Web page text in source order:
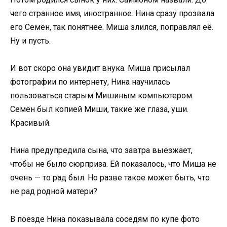
чего странное имя, иностранное. Нина сразу прозвала
его Семён, так понятнее. Миша злился, поправлял её.
Ну и пусть.
И вот скоро она увидит внука. Миша присылал
фотографии по интернету, Нина научилась
пользоваться старым Мишиным компьютером.
Семён был копией Миши, такие же глаза, уши.
Красивый.
Нина предупредила сына, что завтра выезжает,
чтобы не было сюрприза. Ей показалось, что Миша не
очень — то рад был. Но разве такое может быть, что
не рад родной матери?
В поезде Нина показывала соседям по купе фото